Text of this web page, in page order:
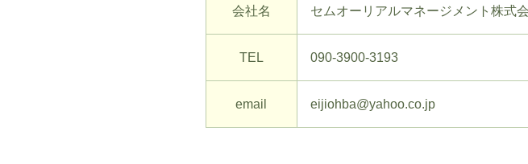
会社名 セムオーリアルマネージメント株式
TEL 090-3900-3193
email eijiohba@yahoo.co.jp